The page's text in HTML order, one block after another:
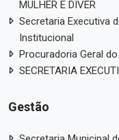
MULHER E DIVER
Secretaria Executiva
Institucional
Procuradoria Geral
SECRETARIA
Gestão